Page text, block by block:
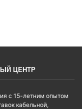
ЦЕНТР
с 15-летним опытом
кабельной,